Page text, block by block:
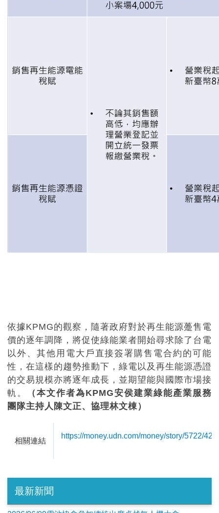
依據KPMG的觀察，隨著政府對於再生能源躉售電
價的逐年調降，將促使綠能業者開始尋求除了台電
以外、其他用電大戶直接簽署購售電合約的可能
性，在這樣的趨勢推動下，綠電以及再生能源憑證
的交易規模亦將逐年成長，並期望能與國際市場接
軌。
（本文作者為KPMG安侯建業綠能產業服務
團隊主持人陳文正、協理林文棟）
相關連結
https://money.udn.com/money/story/5722/
最新新聞